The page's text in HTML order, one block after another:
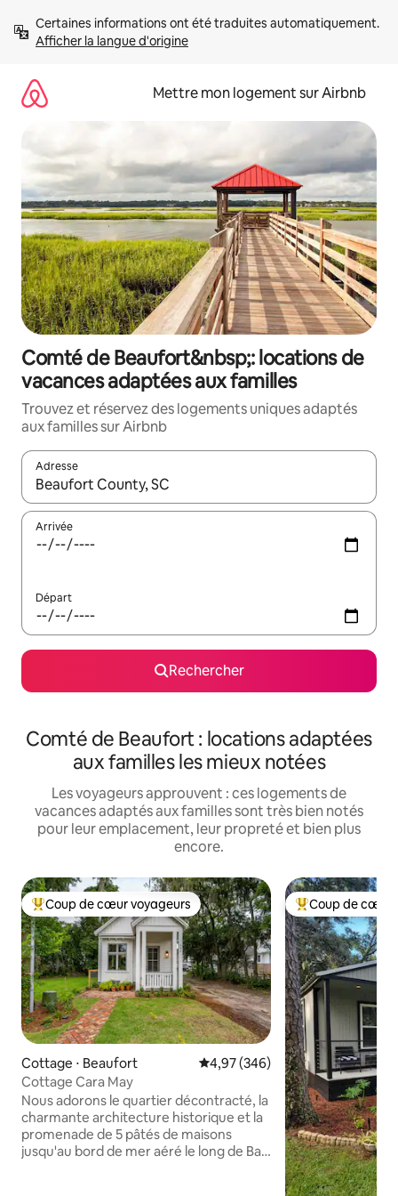
directement
Afficher la langue d'origine
Mettre mon logement sur Airbnb
Comté de Beaufort&nbsp;: locations de
vacances adaptées aux familles
Trouvez et réservez des logements uniques adaptés
aux familles sur Airbnb
Adresse
Lorsque les résultats s'affichent, utilisez les flèches vers le
Arrivée
Départ
Rechercher
Comté de Beaufort : locations adaptées
aux familles les mieux notées
Les voyageurs approuvent : ces logements de
vacances adaptés aux familles sont très bien notés
pour leur emplacement, leur propreté et bien plus
encore.
Coups de cœur voyageurs les plus appréciés
Coup de cœur voyageurs
Cottage ⋅ Beaufort Évaluation moyenne sur la
4,97 (346)
Cottage Cara May
Nous adorons le quartier décontracté, la
charmante architecture historique et la
promenade de 5 pâtés de maisons
jusqu'au bord de mer aéré le long de Bay
Coups de cœur
Coup de cœur